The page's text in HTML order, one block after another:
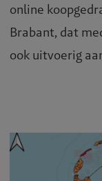
online
Brabant, dat
ook uitvoerig